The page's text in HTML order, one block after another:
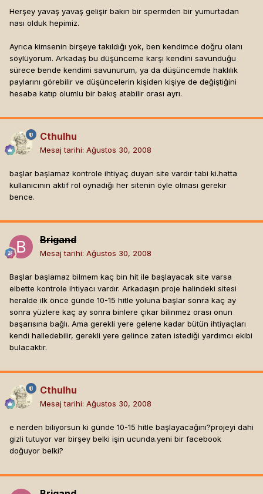
ben bu isi derler giderler, olabilir, birsey diyemem.
yada burda konulari okurken harcadiklari zaman kaybi
olur, oda kisi tamam ben isi yaparim der, anlasiriz sonra
bekler ben siteyi bitirene kadar sonra ben derimki ben
hazirim site soyle olacak, arkadasta derki ben bole bisi
beklemiyorum kardesim hadi bana eyvallah der. yani
tesekkurler saygilar.
Herşey yavaş yavaş gelişir bakın bir spermden bir yumurtadan
nası olduk hepimiz.
Ayrıca kimsenin birşeye takıldığı yok, ben kendimce doğru olanı
söylüyorum. Arkadaş bu düşünceme karşı kendini savunduğu
sürece bende kendimi savunurum, ya da düşüncemde haklılık
paylarını görebilir ve düşüncelerin kişiden kişiye de değiştiğini
hesaba katıp olumlu bir bakış atabilir orası ayrı.
Cthulhu
Mesaj tarihi: Ağustos 30, 2008
başlar başlamaz kontrole ihtiyaç duyan site vardır tabi ki.hatta
kullanıcının aktif rol oynadığı her sitenin öyle olması gerekir
bence.
Brigand
Mesaj tarihi: Ağustos 30, 2008
Başlar başlamaz bilmem kaç bin hit ile başlayacak site varsa
elbette kontrole ihtiyacı vardır. Arkadaşın proje halindeki sitesi
heralde ilk önce günde 10-15 hitle yoluna başlar sonra kaç ay
sonra yüzlere kaç ay sonra binlere çıkar bilinmez orası onun
başarısına bağlı. Ama gerekli yere gelene kadar bütün ihtiyaçları
kendi halledebilir, gerekli yere gelince zaten istediği yardımcı ekibi
bulacaktır.
Cthulhu
Mesaj tarihi: Ağustos 30, 2008
e nerden biliyorsun ki günde 10-15 hitle başlayacağını?projeyi dahi
gizli tutuyor var birşey belki işin ucunda.yeni bir facebook
doğuyor belki?